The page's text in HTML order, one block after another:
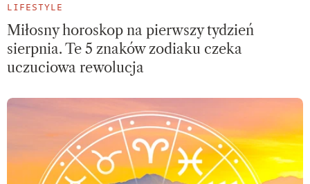
LIFESTYLE
Miłosny horoskop na pierwszy tydzień
sierpnia. Te 5 znaków zodiaku czeka
uczuciowa rewolucja